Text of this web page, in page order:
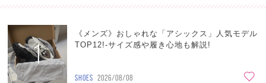
1
《メンズ》おしゃれな「アシックス」人気モデル
TOP12!-サイズ感や履き心地も解説!
SHOES 2026/08/08